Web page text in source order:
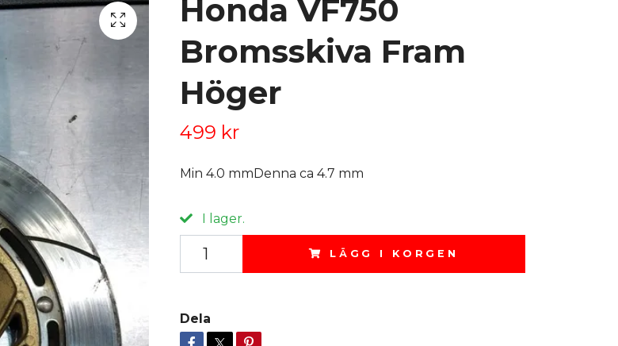
Honda VF750
Bromsskiva Fram
Höger
499 kr
Min 4.0 mmDenna ca 4.7 mm
I lager.
LÄGG I KORGEN
Dela